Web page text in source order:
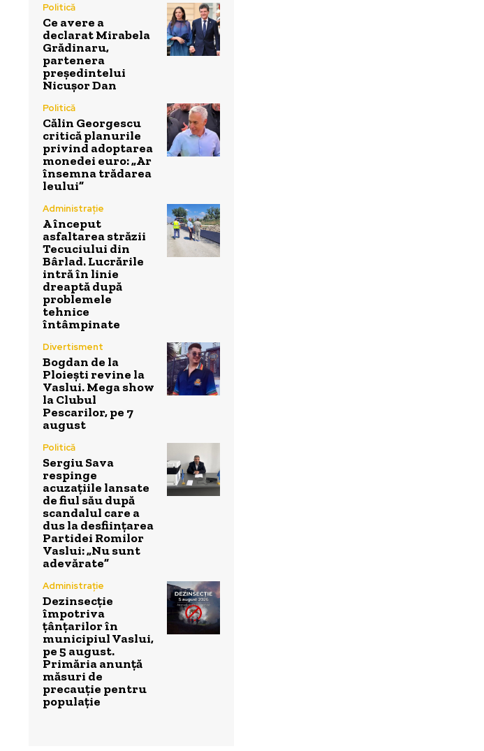
Politică
Ce avere a
declarat Mirabela
Grădinaru,
partenera
președintelui
Nicușor Dan
Politică
Călin Georgescu
critică planurile
privind adoptarea
monedei euro: „Ar
însemna trădarea
leului”
Administrație
A început
asfaltarea străzii
Tecuciului din
Bârlad. Lucrările
intră în linie
dreaptă după
problemele
tehnice
întâmpinate
Divertisment
Bogdan de la
Ploiești revine la
Vaslui. Mega show
la Clubul
Pescarilor, pe 7
august
Politică
Sergiu Sava
respinge
acuzațiile lansate
de fiul său după
scandalul care a
dus la desființarea
Partidei Romilor
Vaslui: „Nu sunt
adevărate”
Administrație
Dezinsecție
împotriva
țânțarilor în
municipiul Vaslui,
pe 5 august.
Primăria anunță
măsuri de
precauție pentru
populație